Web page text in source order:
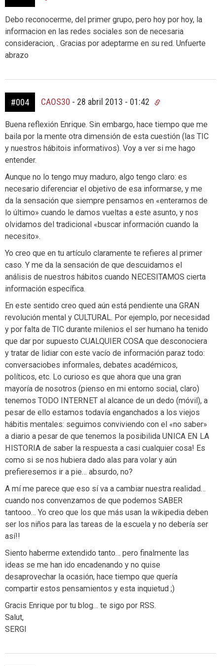
Debo reconocerme, del primer grupo, pero hoy por hoy, la
informacion en las redes sociales son de necesaria
consideracion, . Gracias por adeptarme en su red. Unfuerte
abrazo
#004 CAOS30 - 28 abril 2013 - 01:42
Buena reflexión Enrique. Sin embargo, hace tiempo que me
baila por la mente otra dimensión de esta cuestión (las TIC
y nuestros hábitois informativos). Voy a ver si me hago
entender.
Aunque no lo tengo muy maduro, algo tengo claro: es
necesario diferenciar el objetivo de esa informarse, y me
da la sensación que siempre pensamos en «enterarnos de
lo último» cuando le damos vueltas a este asunto, y nos
olvidamos del tradicional «buscar información cuando la
necesito».
Yo creo que en tu artículo claramente te refieres al primer
caso. Y me da la sensación de que descuidamos el
análisis de nuestros hábitos cuando NECESITAMOS cierta
información específica.
En este sentido creo qued aún está pendiente una GRAN
revolución mental y CULTURAL. Por ejemplo, por necesidad
y por falta de TIC durante milenios el ser humano ha tenido
que dar por supuesto CUALQUIER COSA que desconociera
y tratar de lidiar con este vacío de información paraz todo:
conversaciobes informales, debates académicos,
políticos, etc. Lo curioso es que ahora que una gran
mayoría de nosotros (pienso en mi entorno social, claro)
tenemos TODO INTERNET al alcance de un dedo (móvil), a
pesar de ello estamos todavía enganchados a los viejos
hábitis mentales: seguimos conviviendo con el «no saber»
a diario a pesar de que tenemos la posibilida UNICA EN LA
HISTORIA de saber la respuesta a casi cualquier cosa! Es
como si se nos hubiera dado alas para volar y aún
prefieresemos ir a pie… absurdo, no?
A mí me parece que eso sí va a cambiar nuestra realidad…
cuando nos convenzamos de que podemos SABER
tantooo… Yo creo que los que más usan la wikipedia deben
ser los niños para las tareas de la escuela y no debería ser
así!!
Siento haberme extendido tanto… pero finalmente las
ideas se me han ido encadenando y no quise
desaprovechar la ocasión, hace tiempo que quería
compartir estos pensamientos y esta inquietud ;)
Gracis Enrique por tu blog… te sigo por RSS.
Salut,
SERGI